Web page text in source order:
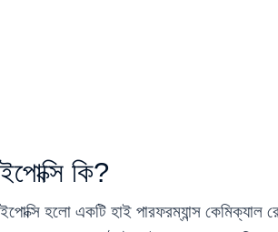
ইপোক্সি কি?
ইপোক্সি হলো একটি হাই পারফরম্যান্স কেমিক্যাল